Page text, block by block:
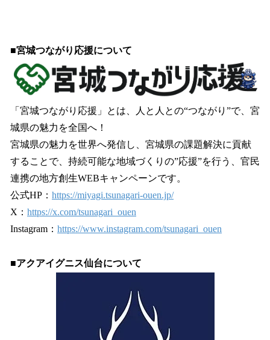
■宮城つながり応援について
「宮城つながり応援」とは、人と人との“つながり”で、宮
城県の魅力を全国へ！
宮城県の魅力を世界へ発信し、宮城県の課題解決に貢献
することで、持続可能な地域づくりの”応援”を行う、官民
連携の地方創生WEBキャンペーンです。
公式HP： https://miyagi.tsunagari-ouen.jp/
X： https://x.com/tsunagari_ouen
Instagram： https://www.instagram.com/tsunagari_ouen
■アクアイグニス仙台について